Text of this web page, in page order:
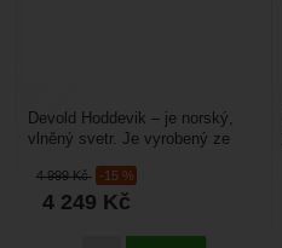
4 999Kč -15 %
4 249 Kč
Devold Hoddevik – je norský,
vlněný svetr. Je vyrobený ze
z přírodních materiálů...